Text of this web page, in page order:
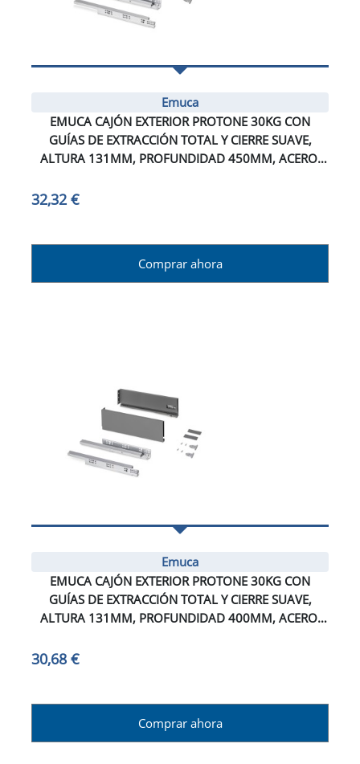
Emuca
EMUCA CAJÓN EXTERIOR PROTONE 30KG CON
GUÍAS DE EXTRACCIÓN TOTAL Y CIERRE SUAVE,
ALTURA 131MM, PROFUNDIDAD 450MM, ACERO,
32,32 €
Comprar ahora
Emuca
EMUCA CAJÓN EXTERIOR PROTONE 30KG CON
GUÍAS DE EXTRACCIÓN TOTAL Y CIERRE SUAVE,
ALTURA 131MM, PROFUNDIDAD 400MM, ACERO,
30,68 €
Comprar ahora